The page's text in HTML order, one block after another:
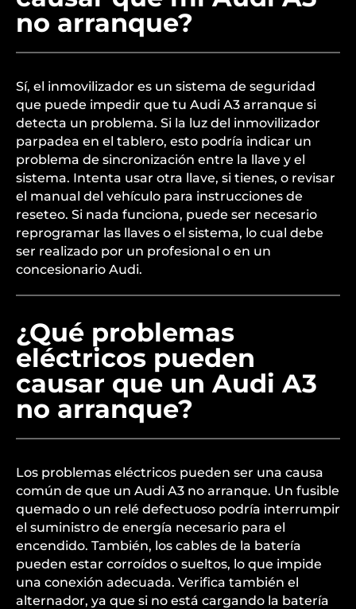
no arranque?
Sí, el inmovilizador es un sistema de seguridad
que puede impedir que tu Audi A3 arranque si
detecta un problema. Si la luz del inmovilizador
parpadea en el tablero, esto podría indicar un
problema de sincronización entre la llave y el
sistema. Intenta usar otra llave, si tienes, o revisar
el manual del vehículo para instrucciones de
reseteo. Si nada funciona, puede ser necesario
reprogramar las llaves o el sistema, lo cual debe
ser realizado por un profesional o en un
concesionario Audi.
¿Qué problemas
eléctricos pueden
causar que un Audi A3
no arranque?
Los problemas eléctricos pueden ser una causa
común de que un Audi A3 no arranque. Un fusible
quemado o un relé defectuoso podría interrumpir
el suministro de energía necesario para el
encendido. También, los cables de la batería
pueden estar corroídos o sueltos, lo que impide
una conexión adecuada. Verifica también el
alternador, ya que si no está cargando la batería